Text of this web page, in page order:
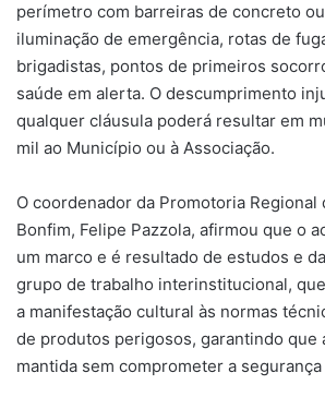
perímetro com barreiras de concreto
iluminação de emergência, rotas de
brigadistas, pontos de primeiros
saúde em alerta. O descumprimento
qualquer cláusula poderá resultar em
mil ao Município ou à Associação.
O coordenador da Promotoria Regional
Bonfim, Felipe Pazzola, afirmou que o
um marco e é resultado de estudos e
grupo de trabalho interinstitucional,
a manifestação cultural às normas
de produtos perigosos, garantindo que
mantida sem comprometer a segurança